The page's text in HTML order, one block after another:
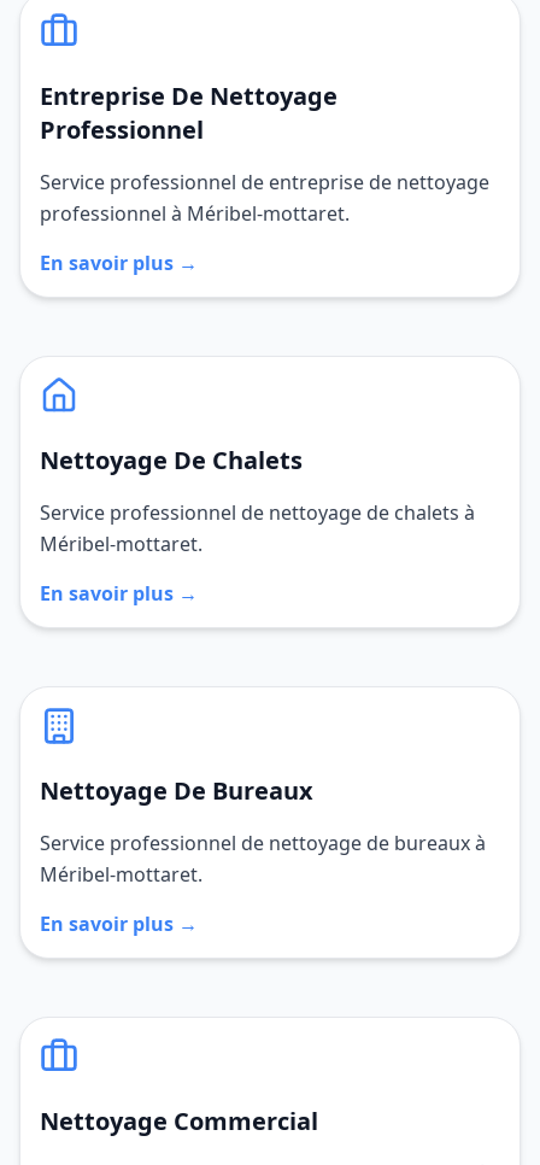
Entreprise De Nettoyage
Professionnel
Service professionnel de entreprise de nettoyage
professionnel à Méribel-mottaret.
En savoir plus →
Nettoyage De Chalets
Service professionnel de nettoyage de chalets à
Méribel-mottaret.
En savoir plus →
Nettoyage De Bureaux
Service professionnel de nettoyage de bureaux à
Méribel-mottaret.
En savoir plus →
Nettoyage Commercial